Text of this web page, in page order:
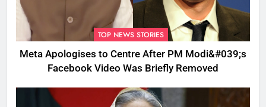
TOP NEWS STORIES
Meta Apologises to Centre After PM Modi&#039;s
Facebook Video Was Briefly Removed